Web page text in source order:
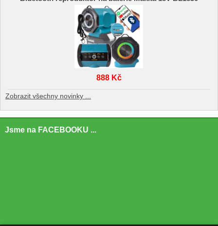
888 Kč
Zobrazit všechny novinky ...
Jsme na FACEBOOKU ...